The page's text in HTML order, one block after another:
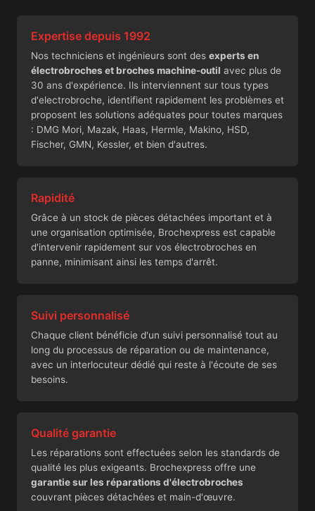
Expertise depuis 1992
Nos techniciens et ingénieurs sont des experts en
électrobroches et broches machine-outil avec plus de
30 ans d'expérience. Ils interviennent sur tous types
d'electrobroche, identifient rapidement les problèmes et
proposent les solutions adéquates pour toutes marques
: DMG Mori, Mazak, Haas, Hermle, Makino, HSD,
Fischer, GMN, Kessler, et bien d'autres.
Rapidité
Grâce à un stock de pièces détachées important et à
une organisation optimisée, Brochexpress est capable
d'intervenir rapidement sur vos électrobroches en
panne, minimisant ainsi les temps d'arrêt.
Suivi personnalisé
Chaque client bénéficie d'un suivi personnalisé tout au
long du processus de réparation ou de maintenance,
avec un interlocuteur dédié qui reste à l'écoute de ses
besoins.
Qualité garantie
Les réparations sont effectuées selon les standards de
qualité les plus exigeants. Brochexpress offre une
garantie sur les réparations d'électrobroches
couvrant pièces détachées et main-d'œuvre.